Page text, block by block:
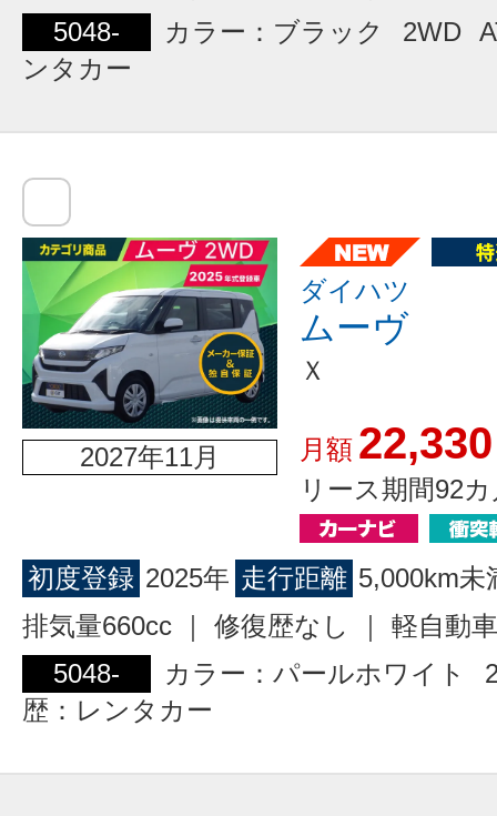
5048-
カラー：ブラック 2WD
ンタカー
2027年11月
ダイハツ
ムーヴ
Ｘ
月額 22,330
リース期間92
初度登録 2025年 走行距離 5,000km未
排気量660cc ｜ 修復歴なし ｜ 軽自動車
5048-
カラー：パールホワイト
歴：レンタカー